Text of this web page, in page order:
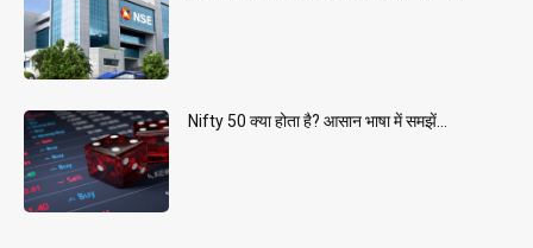
Nifty 50 क्या होता है? आसान भाषा में समझें...